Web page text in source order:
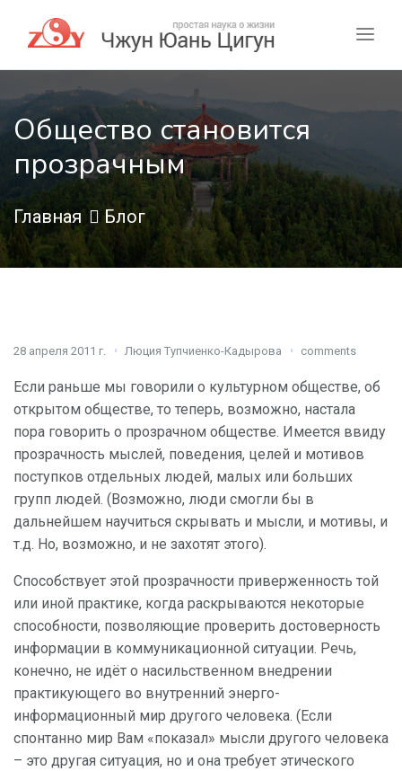
Общество становится
прозрачным
Главная Блог
28 апреля 2011 г. Люция Тупчиенко-Кадырова comments
Если раньше мы говорили о культурном обществе, об
открытом обществе, то теперь, возможно, настала
пора говорить о прозрачном обществе. Имеется ввиду
прозрачность мыслей, поведения, целей и мотивов
поступков отдельных людей, малых или больших
групп людей. (Возможно, люди смогли бы в
дальнейшем научиться скрывать и мысли, и мотивы, и
т.д. Но, возможно, и не захотят этого).
Способствует этой прозрачности приверженность той
или иной практике, когда раскрываются некоторые
способности, позволяющие проверить достоверность
информации в коммуникационной ситуации. Речь,
конечно, не идёт о насильственном внедрении
практикующего во внутренний энерго-
информационный мир другого человека. (Если
спонтанно мир Вам «показал» мысли другого человека
– это другая ситуация, но и она требует этического